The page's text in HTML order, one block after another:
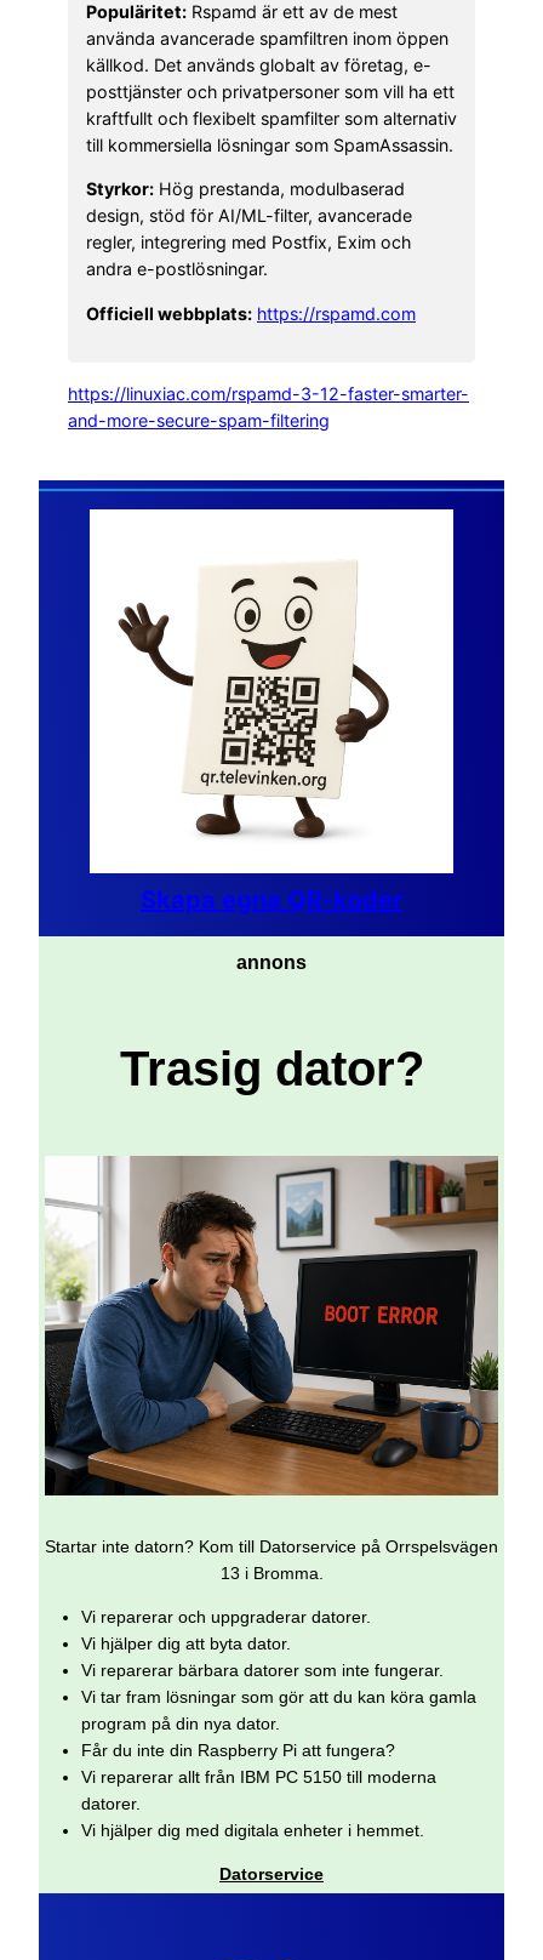
Populäritet: Rspamd är ett av de mest
använda avancerade spamfiltren inom öppen
källkod. Det används globalt av företag, e-
posttjänster och privatpersoner som vill ha ett
kraftfullt och flexibelt spamfilter som alternativ
till kommersiella lösningar som SpamAssassin.
Styrkor: Hög prestanda, modulbaserad
design, stöd för AI/ML-filter, avancerade
regler, integrering med Postfix, Exim och
andra e-postlösningar.
Officiell webbplats: https://rspamd.com
https://linuxiac.com/rspamd-3-12-faster-smarter-
and-more-secure-spam-filtering
Skapa egna QR-koder
annons
Trasig dator?
Startar inte datorn? Kom till Datorservice på Orrspelsvägen
13 i Bromma.
Vi reparerar och uppgraderar datorer.
Vi hjälper dig att byta dator.
Vi reparerar bärbara datorer som inte fungerar.
Vi tar fram lösningar som gör att du kan köra gamla
program på din nya dator.
Får du inte din Raspberry Pi att fungera?
Vi reparerar allt från IBM PC 5150 till moderna
datorer.
Vi hjälper dig med digitala enheter i hemmet.
Datorservice